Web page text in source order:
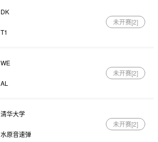
DK
T1
未开赛[2]
WE
AL
未开赛[2]
清华大学
水原音速弹
未开赛[2]